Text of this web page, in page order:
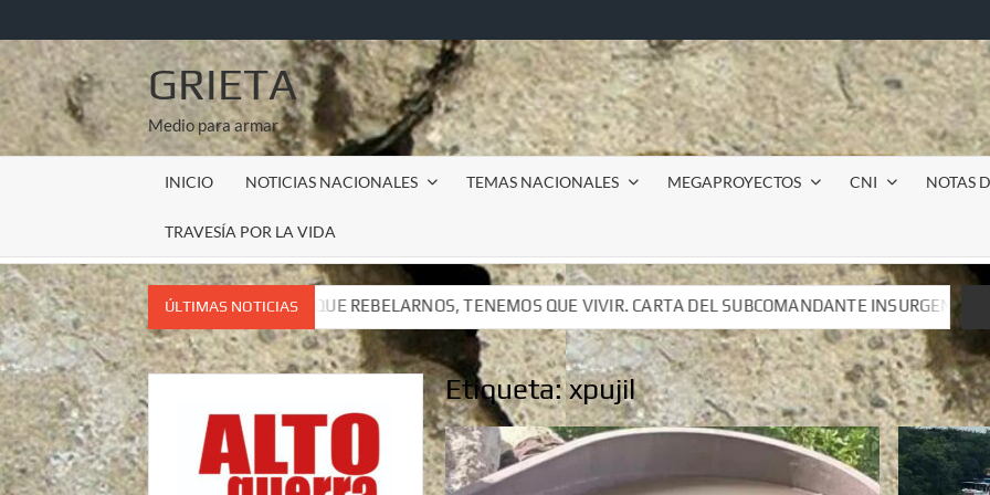
al
contenido
GRIETA
Medio para armar
INICIO NOTICIAS NACIONALES TEMAS NACIONALES MEGAPROYECTOS CNI NOTAS
TRAVESÍA POR LA VIDA
ÚLTIMAS NOTICIAS
QUE REBELARNOS, TENEMOS QUE VIVIR. CARTA DEL SUBCOMANDANTE INSURGENTE MOISÉS A LUIS DE TAVIRA
QUE REBELARNOS, TENEMOS QUE VIVIR. CARTA DEL SUBCOMANDANTE INSURGENTE MOISÉS A LUIS DE TAVIRA
Etiqueta:xpujil